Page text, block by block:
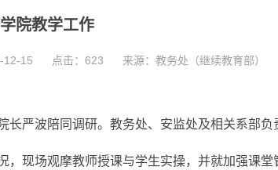
院教学工作
12-15 点击： 623 来源：教务处（继续教育部）
严波陪同调研。教务处、安监处及相关系部负
现场观摩教师授课与学生实操，并就加强课